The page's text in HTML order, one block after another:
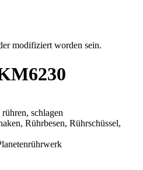
modifiziert worden sein.
schlagen
Rührbesen, Rührschüssel,